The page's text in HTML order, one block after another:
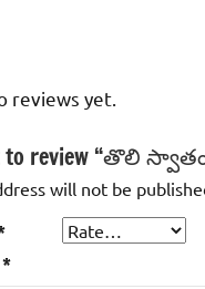
reviews yet.
to review “తొలి
will not be
*